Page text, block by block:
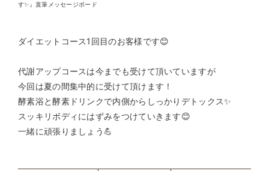
す✨』直筆メッセージボード
ダイエットコース1回目のお客様です😊
代謝アップコースは今までも受けて頂いていますが
今回は夏の間集中的に受けて頂けます！
酵素浴と酵素ドリンクで内側からしっかりデトックス✨
スッキリボディにはずみをつけていきます😊
一緒に頑張りましょう💪